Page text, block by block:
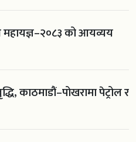
महायज्ञ–२०८३ को आयव्यय
काठमाडौं–पोखरामा पेट्रोल र